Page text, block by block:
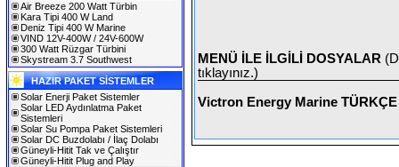
Air Breeze 200 Watt Türbin
Kara Tipi 400 W Land
Deniz Tipi 400 W Marine
VIND 12V-400W / 24V-600W
300 Watt Rüzgar Türbini
Skystream 3.7 Southwest
HAZIR PAKET SİSTEMLER
Solar Enerji Paket Sistemler
Solar LED Aydınlatma Paket
Sistemleri
Solar Su Pompa Paket Sistemleri
Solar DC Buzdolabı / İlaç Dolabı
Güneyli-Hitit Tak ve Çalıştır
Güneyli-Hitit Plug and Play
MENÜ İLE İLGİLİ DOSYALAR
tıklayınız.)
Victron Energy Marine TÜRKÇE